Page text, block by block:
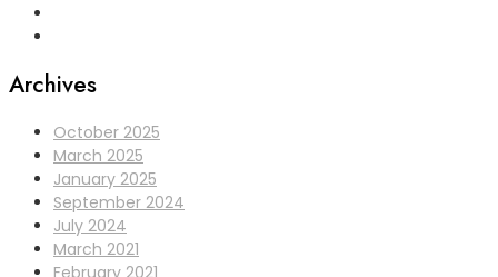
Archives
October 2025
March 2025
January 2025
September 2024
July 2024
March 2021
February 2021